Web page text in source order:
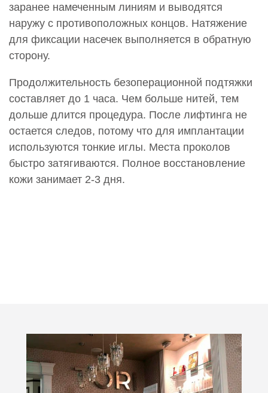
заранее намеченным линиям и выводятся
наружу с противоположных концов. Натяжение
для фиксации насечек выполняется в обратную
сторону.
Продолжительность безоперационной подтяжки
составляет до 1 часа. Чем больше нитей, тем
дольше длится процедура. После лифтинга не
остается следов, потому что для имплантации
используются тонкие иглы. Места проколов
быстро затягиваются. Полное восстановление
кожи занимает 2-3 дня.